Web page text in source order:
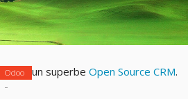
Odoo un superbe Open Source CRM.
-